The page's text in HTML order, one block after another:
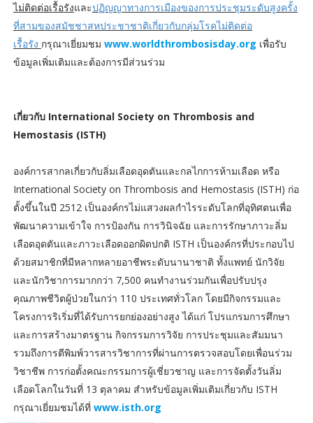
ไม่ติดต่อเรื้อรังและปฏิญญาทางการเมืองของการประชุมระดับสูงครั้ง
ที่สามของสมัชชาสหประชาชาติเกี่ยวกับกลุ่มโรคไม่ติดต่อ
เรื้อรัง กรุณาเยี่ยมชม www.worldthrombosisday.org เพื่อรับ
ข้อมูลเพิ่มเติมและต้องการมีส่วนร่วม
เกี่ยวกับ International Society on Thrombosis and
Hemostasis (ISTH)
องค์การสากลเกี่ยวกับลิ่มเลือดอุดตันและกลไกการห้ามเลือด หรือ
International Society on Thrombosis and Hemostasis (ISTH) ก่อ
ตั้งขึ้นในปี 2512 เป็นองค์กรไม่แสวงผลกำไรระดับโลกที่อุทิศตนเพื่อ
พัฒนาความเข้าใจ การป้องกัน การวินิจฉัย และการรักษาภาวะลิ่ม
เลือดอุดตันและภาวะเลือดออกผิดปกติ ISTH เป็นองค์กรที่ประกอบไป
ด้วยสมาชิกที่มีหลากหลายอาชีพระดับนานาชาติ ทั้งแพทย์ นักวิจัย
และนักวิชาการมากกว่า 7,500 คนทำงานร่วมกันเพื่อปรับปรุง
คุณภาพชีวิตผู้ป่วยในกว่า 110 ประเทศทั่วโลก โดยมีกิจกรรมและ
โครงการริเริ่มที่ได้รับการยกย่องอย่างสูง ได้แก่ โปรแกรมการศึกษา
และการสร้างมาตรฐาน กิจกรรมการวิจัย การประชุมและสัมมนา
รวมถึงการตีพิมพ์วารสารวิชาการที่ผ่านการตรวจสอบโดยเพื่อนร่วม
วิชาชีพ การก่อตั้งคณะกรรมการผู้เชี่ยวชาญ และการจัดตั้งวันลิ่ม
เลือดโลกในวันที่ 13 ตุลาคม สำหรับข้อมูลเพิ่มเติมเกี่ยวกับ ISTH
กรุณาเยี่ยมชมได้ที่ www.isth.org